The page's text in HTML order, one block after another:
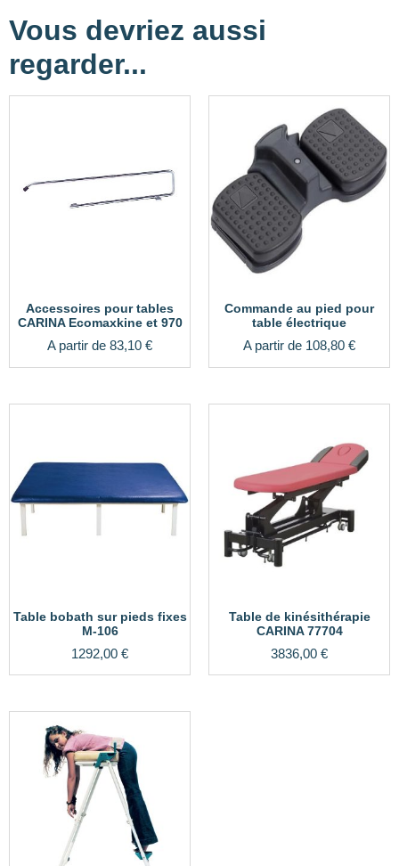
Vous devriez aussi
regarder...
Accessoires pour tables
CARINA Ecomaxkine et 970
A partir de 83,10 €
Commande au pied pour
table électrique
A partir de 108,80 €
Table bobath sur pieds fixes
M-106
1292,00 €
Table de kinésithérapie
CARINA 77704
3836,00 €